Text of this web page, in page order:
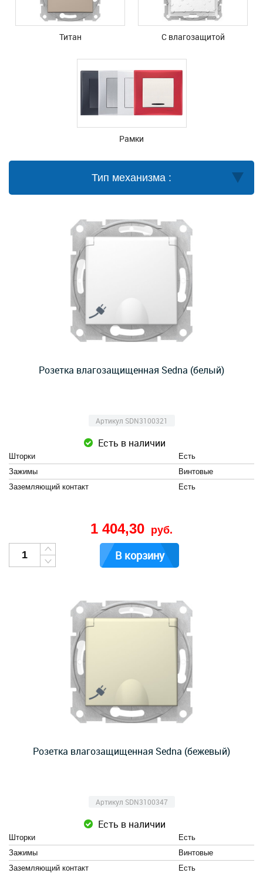
Титан С влагозащитой
Рамки
Тип механизма :
Розетка влагозащищенная Sedna (белый)
Артикул SDN3100321
Есть в наличии
Шторки
Есть
Зажимы
Винтовые
Заземляющий контакт
Есть
1 404,30 руб.
В корзину
Розетка влагозащищенная Sedna (бежевый)
Артикул SDN3100347
Есть в наличии
Шторки
Есть
Зажимы
Винтовые
Заземляющий контакт
Есть